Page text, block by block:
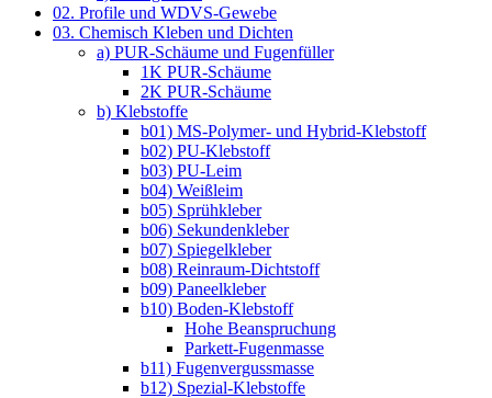
02. Profile und WDVS-Gewebe
03. Chemisch Kleben und Dichten
a) PUR-Schäume und Fugenfüller
1K PUR-Schäume
2K PUR-Schäume
b) Klebstoffe
b01) MS-Polymer- und Hybrid-Klebstoff
b02) PU-Klebstoff
b03) PU-Leim
b04) Weißleim
b05) Sprühkleber
b06) Sekundenkleber
b07) Spiegelkleber
b08) Reinraum-Dichtstoff
b09) Paneelkleber
b10) Boden-Klebstoff
Hohe Beanspruchung
Parkett-Fugenmasse
b11) Fugenvergussmasse
b12) Spezial-Klebstoffe